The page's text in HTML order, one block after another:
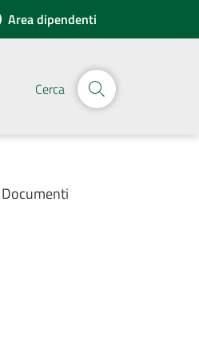
Area dipendenti
Cerca
Documenti